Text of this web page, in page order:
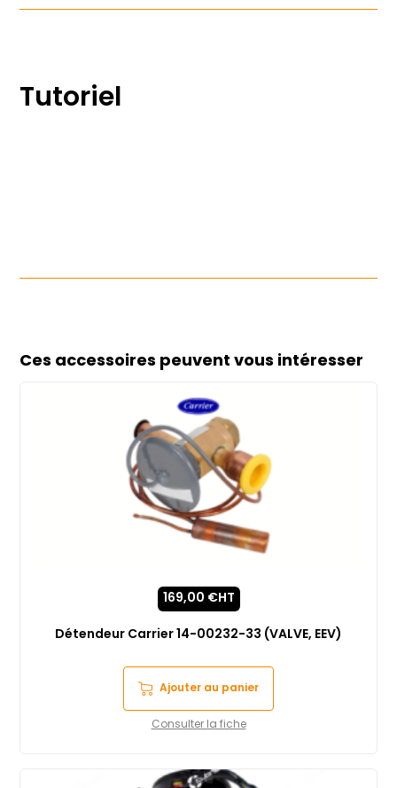
Tutoriel
Ces accessoires peuvent vous intéresser
Détendeur Carrier 14-00232-33 (VALVE, EEV)
169,00 €HT
Ajouter au panier
Consulter la fiche